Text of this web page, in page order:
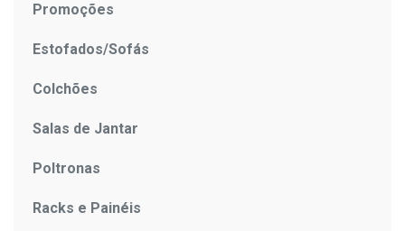
Promoções
Estofados/Sofás
Colchões
Salas de Jantar
Poltronas
Racks e Painéis